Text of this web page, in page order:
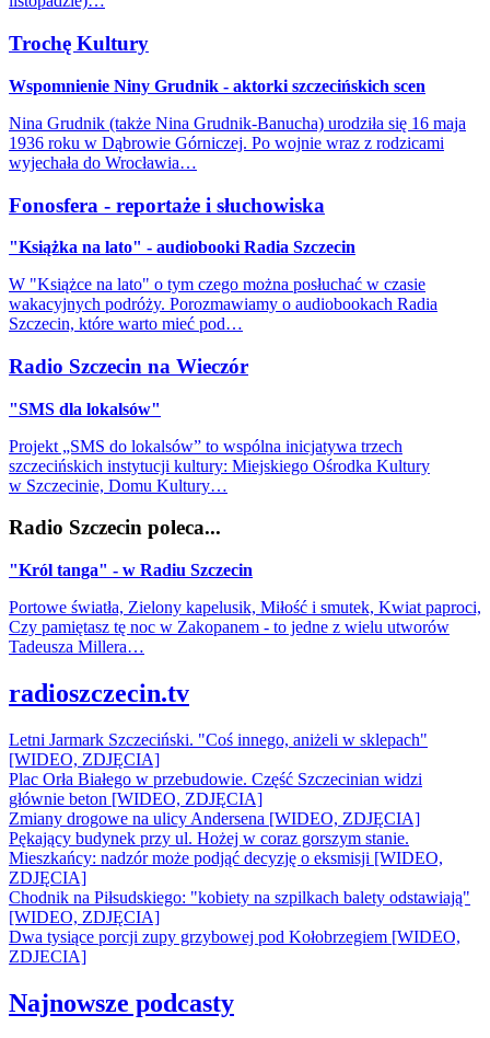
Trochę Kultury
Wspomnienie Niny Grudnik - aktorki szczecińskich scen
Nina Grudnik (także Nina Grudnik-Banucha) urodziła się 16 maja
1936 roku w Dąbrowie Górniczej. Po wojnie wraz z rodzicami
wyjechała do Wrocławia…
Fonosfera - reportaże i słuchowiska
"Książka na lato" - audiobooki Radia Szczecin
W "Książce na lato" o tym czego można posłuchać w czasie
wakacyjnych podróży. Porozmawiamy o audiobookach Radia
Szczecin, które warto mieć pod…
Radio Szczecin na Wieczór
"SMS dla lokalsów"
Projekt „SMS do lokalsów” to wspólna inicjatywa trzech
szczecińskich instytucji kultury: Miejskiego Ośrodka Kultury
w Szczecinie, Domu Kultury…
Radio Szczecin poleca...
"Król tanga" - w Radiu Szczecin
Portowe światła, Zielony kapelusik, Miłość i smutek, Kwiat paproci,
Czy pamiętasz tę noc w Zakopanem - to jedne z wielu utworów
Tadeusza Millera…
radioszczecin.tv
Letni Jarmark Szczeciński. "Coś innego, aniżeli w sklepach"
[WIDEO, ZDJĘCIA]
Plac Orła Białego w przebudowie. Część Szczecinian widzi
głównie beton [WIDEO, ZDJĘCIA]
Zmiany drogowe na ulicy Andersena [WIDEO, ZDJĘCIA]
Pękający budynek przy ul. Hożej w coraz gorszym stanie.
Mieszkańcy: nadzór może podjąć decyzję o eksmisji [WIDEO,
ZDJĘCIA]
Chodnik na Piłsudskiego: "kobiety na szpilkach balety odstawiają"
[WIDEO, ZDJĘCIA]
Dwa tysiące porcji zupy grzybowej pod Kołobrzegiem [WIDEO,
ZDJECIA]
Najnowsze podcasty